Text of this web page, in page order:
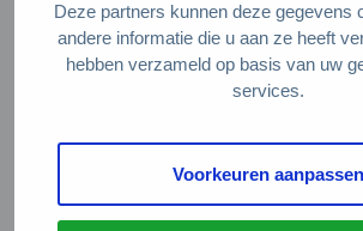
Deze partners kunnen deze gegevens
andere informatie die u aan ze heeft
hebben verzameld op basis van uw
services.
Voorkeuren aanpassen
Servicepunt Team
Veelgestelde vragen
De Natuur en Milieufederaties
Arthur van Schendelstraat 600